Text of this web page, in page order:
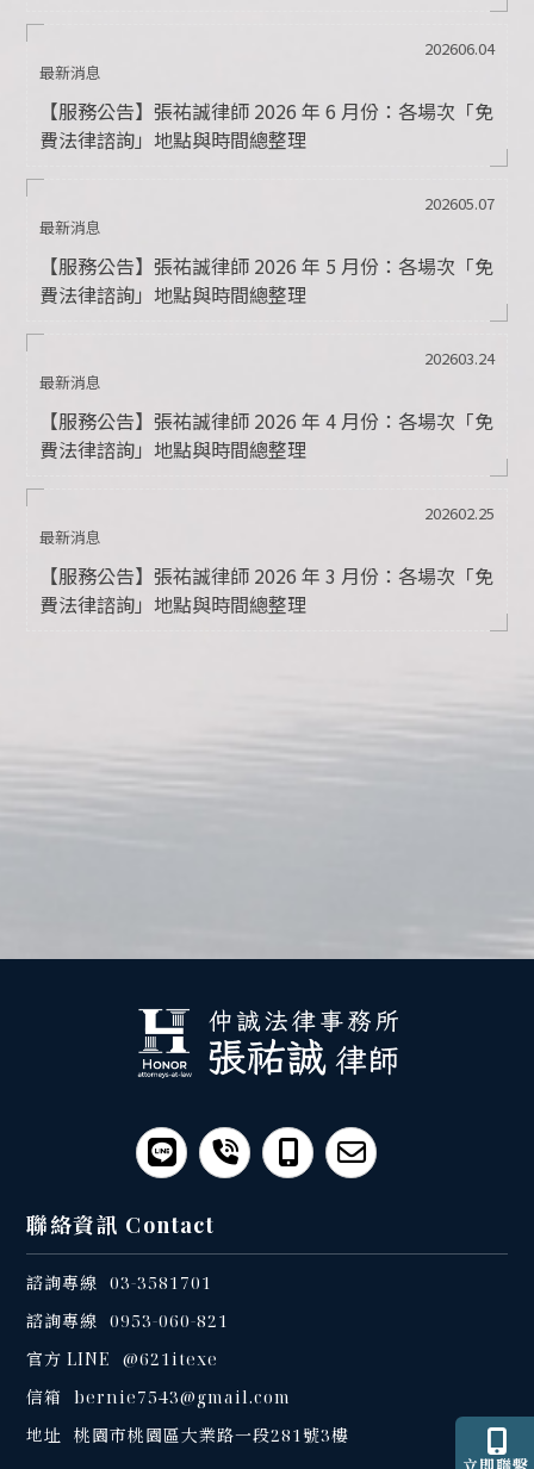
202606.04
最新消息
【服務公告】張祐誠律師 2026 年 6 月份：各場次「免
費法律諮詢」地點與時間總整理
202605.07
最新消息
【服務公告】張祐誠律師 2026 年 5 月份：各場次「免
費法律諮詢」地點與時間總整理
202603.24
最新消息
【服務公告】張祐誠律師 2026 年 4 月份：各場次「免
費法律諮詢」地點與時間總整理
202602.25
最新消息
【服務公告】張祐誠律師 2026 年 3 月份：各場次「免
費法律諮詢」地點與時間總整理
聯絡資訊 Contact
03-3581701
0953-060-821
@621itexe
bernie7543@gmail.com
桃園市桃園區大業路一段281號3樓